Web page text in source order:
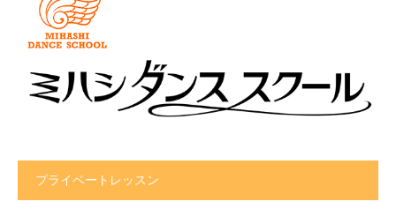
プライベートレッスン